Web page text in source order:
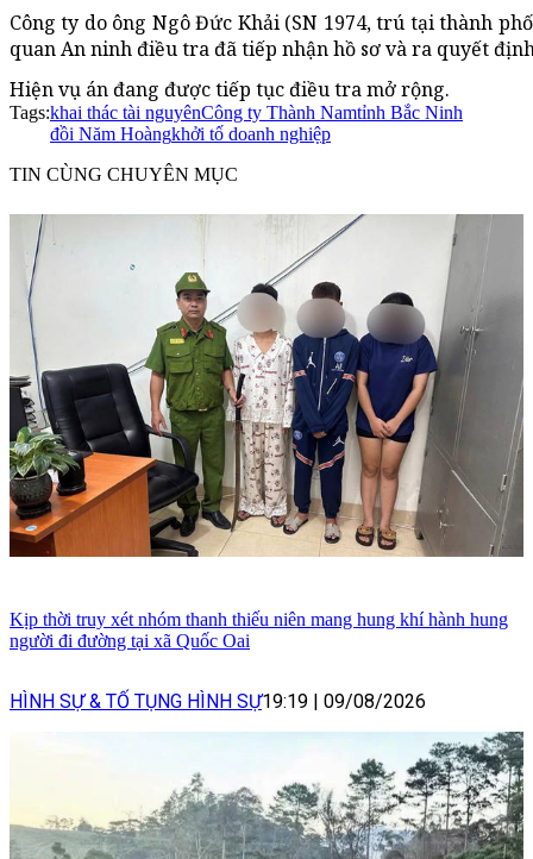
Công ty do ông Ngô Đức Khải (SN 1974, trú tại thành
quan An ninh điều tra đã tiếp nhận hồ sơ và ra quyết
Hiện vụ án đang được tiếp tục điều tra mở rộng.
Tags:khai thác tài nguyênCông ty Thành Namtỉnh Bắc Ninh
đồi Năm Hoàngkhởi tố doanh nghiệp
TIN CÙNG CHUYÊN MỤC
Kịp thời truy xét nhóm thanh thiếu niên mang hung khí hành hung
người đi đường tại xã Quốc Oai
HÌNH SỰ & TỐ TỤNG HÌNH SỰ19:19 09/08/2026